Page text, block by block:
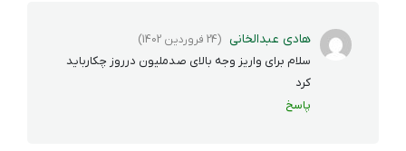
هادی عبدالخانی (24 فروردین 1402)
سلام برای واریز وجه بالای صدملیون درروز چکارباید
کرد
پاسخ